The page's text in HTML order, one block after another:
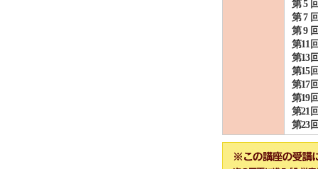
第 5
第 7
第 9
第11
第13
第15
第17
第19
第21
第23